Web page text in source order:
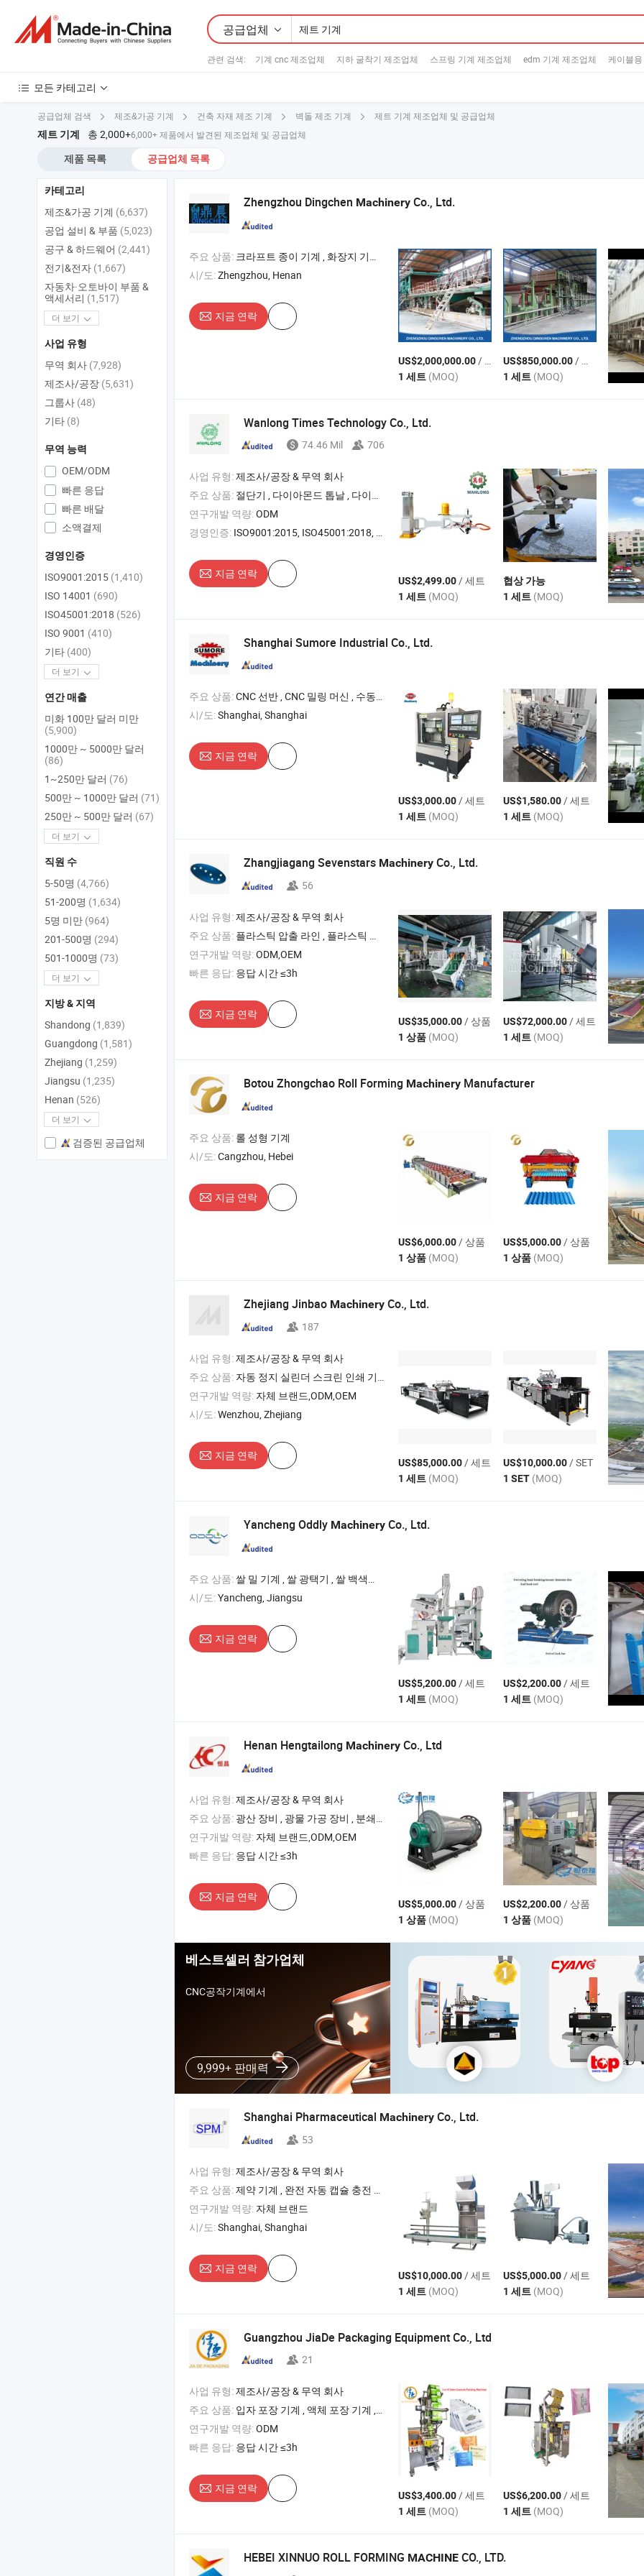
공급업체
관련 검색: 기계 cnc 제조업체 지하 굴착기 제조업체 스프링 기계 제조업체 edm 기계 제조업체 케이블
모든 카테고리
공급업체 검색 제조&가공 기계 건축 자재 제조 기계 벽돌 제조 기계 제트 기계 제조업체 및 공급업체
제트 기계 총 2,000+6,000+ 제품에서 발견된 제조업체 및 공급업체
제품 목록 공급업체 목록
Zhengzhou Dingchen Machinery Co., Ltd.
주요 상품: 크라프트 종이 기계 , 화장지 기계 , 티슈 기계 , 골판지 종이 기계 , 문화지 기계
시/도:Zhengzhou, Henan
지금 연락
US$2,000,000.00/ 세트
1 세트 (MOQ)
US$850,000.00/ 세트
1 세트 (MOQ)
Wanlong Times Technology Co., Ltd.
74.46 Mil 706
사업 유형:제조사/공장 & 무역 회사
주요 상품: 절단기 , 다이아몬드 톱날 , 다이아몬드 절단 헤드
연구개발 역량:ODM
경영인증: ISO9001:2015, ISO45001:2018, ISO14001
지금 연락
US$2,499.00/ 세트
1 세트 (MOQ)
협상 가능
1 세트 (MOQ)
Shanghai Sumore Industrial Co., Ltd.
주요 상품:CNC 선반 , CNC 밀링 머신 , 수동 선반 , 수동 밀링 머신 , 가공 센터
시/도:Shanghai, Shanghai
지금 연락
US$3,000.00/ 세트
1 세트 (MOQ)
US$1,580.00/ 세트
1 세트 (MOQ)
Zhangjiagang Sevenstars Machinery Co., Ltd.
56
사업 유형:제조사/공장 & 무역 회사
주요 상품: 플라스틱 압출 라인 , 플라스틱 재활용 라인
연구개발 역량:ODM,OEM
빠른 응답: 응답 시간 ≤3h
지금 연락
US$35,000.00/ 상품
1 상품 (MOQ)
US$72,000.00/ 세트
1 세트 (MOQ)
Botou Zhongchao Roll Forming Machinery Manufacturer
주요 상품: 롤 성형 기계
시/도:Cangzhou, Hebei
지금 연락
US$6,000.00/ 상품
1 상품 (MOQ)
US$5,000.00/ 상품
1 상품 (MOQ)
Zhejiang Jinbao Machinery Co., Ltd.
187
사업 유형:제조사/공장 & 무역 회사
주요 상품: 자동 정지 실린더 스크린 인쇄 기계
연구개발 역량: 자체 브랜드,ODM,OEM
시/도:Wenzhou, Zhejiang
지금 연락
US$85,000.00/ 세트
1 세트 (MOQ)
US$10,000.00/ SET
1 SET (MOQ)
Yancheng Oddly Machinery Co., Ltd.
주요 상품:쌀 밀 기계 , 쌀 광택기 , 쌀 백색기 , 쌀 밀 스크린 , 휠 정렬
시/도:Yancheng, Jiangsu
지금 연락
US$5,200.00/ 세트
1 세트 (MOQ)
US$2,200.00/ 세트
1 세트 (MOQ)
Henan Hengtailong Machinery Co., Ltd
사업 유형:제조사/공장 & 무역 회사
주요 상품: 광산 장비 , 광물 가공 장비 , 분쇄기 , 광석/석탄 세척기 , 건조기
연구개발 역량: 자체 브랜드,ODM,OEM
빠른 응답: 응답 시간 ≤3h
지금 연락
US$5,000.00/ 상품
1 상품 (MOQ)
US$2,200.00/ 상품
1 상품 (MOQ)
베스트셀러 참가업체
CNC공작기계에서
9,999+ 판매력
Shanghai Pharmaceutical Machinery Co., Ltd.
53
사업 유형:제조사/공장 & 무역 회사
주요 상품:제약 기계 , 완전 자동 캡슐 충전 기계 , 블리스터 포장 기계 , 정제 압축기 , 보조 기계
연구개발 역량: 자체 브랜드
시/도:Shanghai, Shanghai
지금 연락
US$10,000.00/ 세트
1 세트 (MOQ)
US$5,000.00/ 세트
1 세트 (MOQ)
Guangzhou JiaDe Packaging Equipment Co., Ltd
21
사업 유형:제조사/공장 & 무역 회사
주요 상품: 입자 포장 기계 , 액체 포장 기계 , 분말 포장 기계 , 불규칙한 형태의 사각 포장 기계 , 티백 포장 기계
연구개발 역량:ODM
빠른 응답: 응답 시간 ≤3h
지금 연락
US$3,400.00/ 세트
1 세트 (MOQ)
US$6,200.00/ 세트
1 세트 (MOQ)
HEBEI XINNUO ROLL FORMING MACHINE CO., LTD.
카테고리
제조&가공 기계 (6,637)
공업 설비 & 부품 (5,023)
공구 & 하드웨어 (2,441)
전기&전자 (1,667)
자동차·오토바이 부품 &
액세서리 (1,517)
더 보기
사업 유형
무역 회사 (7,928)
제조사/공장 (5,631)
그룹사 (48)
기타 (8)
무역 능력
OEM/ODM
빠른 응답
빠른 배달
소액결제
경영인증
ISO9001:2015 (1,410)
ISO 14001 (690)
ISO45001:2018 (526)
ISO 9001 (410)
기타 (400)
더 보기
연간 매출
미화 100만 달러 미만
(5,900)
1000만 ~ 5000만 달러
(86)
1~250만 달러 (76)
500만 ~ 1000만 달러 (71)
250만 ~ 500만 달러 (67)
더 보기
직원 수
5-50명 (4,766)
51-200명 (1,634)
5명 미만 (964)
201-500명 (294)
501-1000명 (73)
더 보기
지방 & 지역
Shandong (1,839)
Guangdong (1,581)
Zhejiang (1,259)
Jiangsu (1,235)
Henan (526)
더 보기
검증된 공급업체